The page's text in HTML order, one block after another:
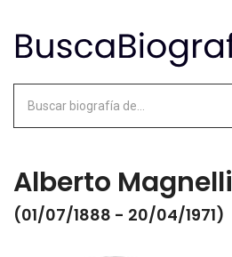
Alberto Magnelli
(01/07/1888 - 20/04/1971)